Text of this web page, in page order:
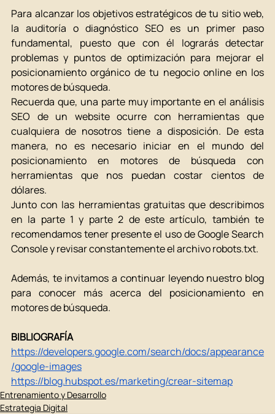
Para alcanzar los objetivos estratégicos de tu sitio web,
la auditoría o diagnóstico SEO es un primer paso
fundamental, puesto que con él lograrás detectar
problemas y puntos de optimización para mejorar el
posicionamiento orgánico de tu negocio online en los
motores de búsqueda.
Recuerda que, una parte muy importante en el análisis
SEO de un website ocurre con herramientas que
cualquiera de nosotros tiene a disposición. De esta
manera, no es necesario iniciar en el mundo del
posicionamiento en motores de búsqueda con
herramientas que nos puedan costar cientos de
dólares.
Junto con las herramientas gratuitas que describimos
en la parte 1 y parte 2 de este artículo, también te
recomendamos tener presente el uso de Google Search
Console y revisar constantemente el archivo robots.txt.
Además, te invitamos a continuar leyendo nuestro blog
para conocer más acerca del posicionamiento en
motores de búsqueda.
BIBLIOGRAFÍA
https://developers.google.com/search/docs/appearance
/google-images
https://blog.hubspot.es/marketing/crear-sitemap
Entrenamiento y Desarrollo
Estrategia Digital